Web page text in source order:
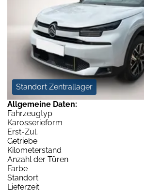
Standort Zentrallager
Allgemeine Daten:
Fahrzeugtyp
Karosserieform
Erst-Zul.
Getriebe
Kilometerstand
Anzahl der Türen
Farbe
Standort
Lieferzeit